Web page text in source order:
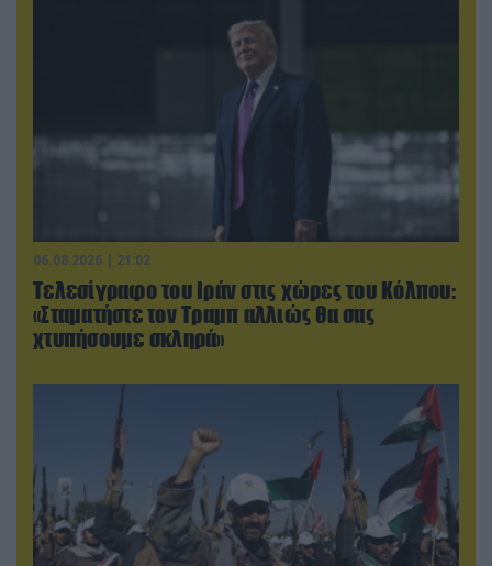
06.08.2026 | 21:02
Τελεσίγραφο του Ιράν στις χώρες του Κόλπου:
«Σταματήστε τον Τραμπ αλλιώς θα σας
χτυπήσουμε σκληρά»